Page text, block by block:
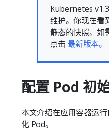
Kubernetes
维护。你现在看
静态的快照。如
点击 最新版本。
配置 Pod 初
本文介绍在应用容器运
化 Pod。